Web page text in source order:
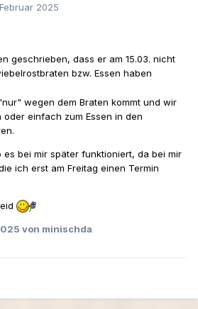
2025
geschrieben, dass er am 15.03. nicht
bzw. Essen haben
wegen dem Braten kommt und wir
einfach zum Essen in den
bei mir später funktioniert, da bei mir
ich erst am Freitag einen Termin
von minischda